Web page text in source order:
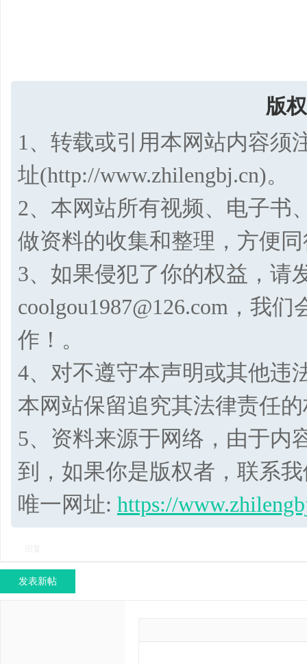
版
1、转载或引用本网站内容须
址(http://www.zhilengbj.cn)。
2、本网站所有视频、电子书
做资料的收集和整理，方便
3、如果侵犯了你的权益，请
coolgou1987@126.com，我
作！。
4、对不遵守本声明或其他违
本网站保留追究其法律责任
5、资料来源于网络，由于内
到，如果你是版权者，联系
唯一网址: https://
发表新帖